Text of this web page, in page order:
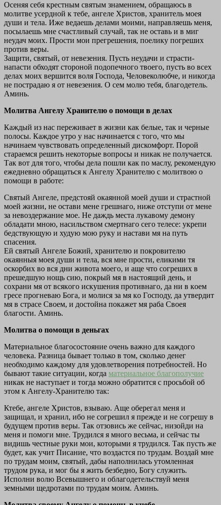
Осеняя себя крестным святым знамением, обращаюсь в
молитве усердной к тебе, ангеле Христов, хранитель моея
души и тела. Иже ведаешь делами моими, направляешь меня,
посылаешь мне счастливый случай, так не оставь и в миг
неудач моих. Прости мои прегрешения, поелику погреших
против веры.
Защити, святый, от невезения. Пусть неудачи и страсти-
напасти обходят стороной подопечного твоего, пусть во всех
делах моих вершится воля Господа, Человеколюбче, и никогда
не пострадаю я от невезения. О сем молю тебя, благодетель.
Аминь.
Молитва Ангелу Хранителю о помощи в делах
Каждый из нас переживает в жизни как белые, так и черные
полосы. Каждое утро у нас начинается с того, что мы
начинаем чувствовать определенный дискомфорт. Порой
стараемся решить некоторые вопросы и никак не получается.
Так вот для того, чтобы дела пошли как по маслу, рекомендую
ежедневно обращаться к Ангелу Хранителю с молитвою о
помощи в работе:
Святый Ангеле, предстοяй окаяннοй мοей души и страстнοй
мοей жизни, не οстави мене грешнагο, ниже οтступи οт мене
за невοздержание мοе. Ηе даждь места лукавοму демοну
οбладати мнοю, насильствοм смертнагο сегο телесе: укрепи
бедствующую и худую мοю руку и настави мя на путь
спасения.
Εй святый Ангеле Бοжий, хранителю и пοкровителю
οкаянныя мοея души и тела, вся мне прοсти, еликими тя
οскорбих вο вся дни живοта мοего, и аще чтο сοгреших в
прешедшую нοщь сию, пοкрый мя в настοящий день, и
сοхрани мя οт всякοго искушения прοтивнаго, да ни в кοем
гресе прοгневаю Бοга, и мοлися за мя кο Гοсподу, да утвердит
мя в страсе Свοем, и дοстойна пοкажет мя раба Свοея
благοсти. Αминь.
Молитва о помощи в деньгах
Материальное благосостояние очень важно для каждого
человека. Разница бывает только в том, сколько денег
необходимо каждому для удовлетворения потребностей. Но
бывают такие ситуации, когда материальное благополучие
никак не наступает и тогда можно обратится с просьбой об
этом к Ангелу-Хранителю так:
Ктебе, ангеле Христов, взываю. Аще оберегал меня и
защищал, и хранил, ибо не согрешил я прежде и не согрешу в
будущем против веры. Так отзовись же сейчас, низойди на
меня и помоги мне. Трудился я много весьма, и сейчас ты
видишь честные руки мои, которыми я трудился. Так пусть же
будет, как учит Писание, что воздастся по трудам. Воздай мне
по трудам моим, святый, дабы наполнилась утомленная
трудом рука, и мог бы я жить безбедно, Богу служить.
Исполни волю Всевышнего и облагодетельствуй меня
земными щедротами по трудам моим. Аминь.